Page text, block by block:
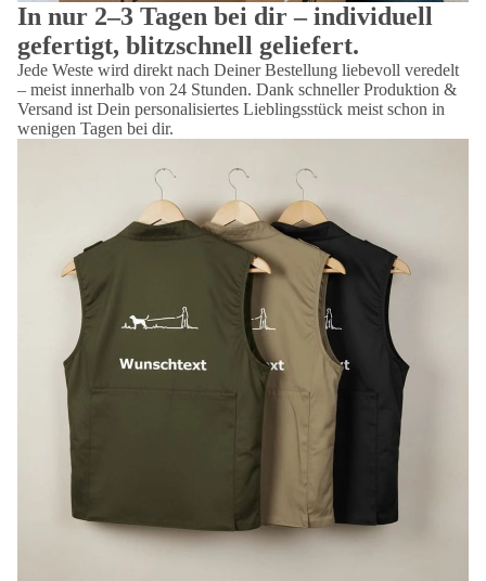
In nur 2–3 Tagen bei dir – individuell
gefertigt, blitzschnell geliefert.
Jede Weste wird direkt nach Deiner Bestellung liebevoll veredelt
– meist innerhalb von 24 Stunden. Dank schneller Produktion &
Versand ist Dein personalisiertes Lieblingsstück meist schon in
wenigen Tagen bei dir.